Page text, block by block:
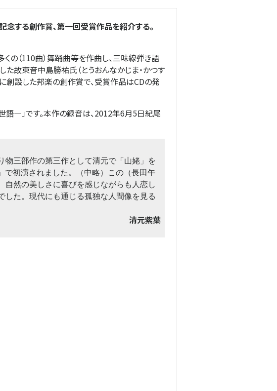
する創作賞、第一回受賞作品を紹介する。
くの（110曲）舞踊曲等を作曲し、三味線弾き語
た故東音中島勝祐氏（とうおんなかじま・かつす
創設した邦楽の創作賞で、受賞作品はCDの発
語―」です。本作の録音は、2012年6月5日紀尾
三部作の第三作として清元で「山姥」を
初演されました。（中略）この（長田午
然の美しさに喜びを感じながらも人恋し
た。現代にも通じる孤独な人間像を見る
清元紫葉